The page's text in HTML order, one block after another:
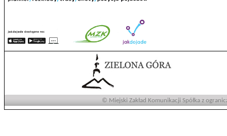
© Miejski Zakład Komunikacji Spółka z